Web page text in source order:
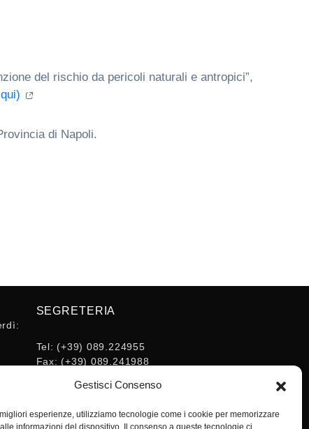
Gestisci Consenso
esperienze, utilizziamo tecnologie come i cookie per memorizzare
informazioni del dispositivo. Il consenso a queste tecnologie ci
del rischio da pericoli naturali e antropici”,
di Napoli.
SEGRETERIA
Tel: (+39) 089.224955
Fax: (+39) 089.241988
segreteria@ordineingsa.it
segreteria.ordine@ordingsa.it